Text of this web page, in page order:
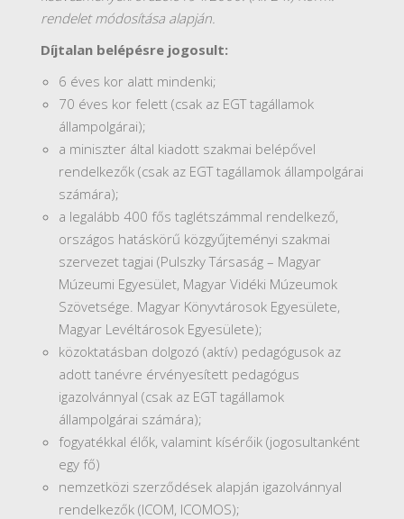
rendelet módosítása alapján.
Díjtalan belépésre jogosult:
6 éves kor alatt mindenki;
70 éves kor felett (csak az EGT tagállamok
állampolgárai);
a miniszter által kiadott szakmai belépővel
rendelkezők (csak az EGT tagállamok állampolgárai
számára);
a legalább 400 fős taglétszámmal rendelkező,
országos hatáskörű közgyűjteményi szakmai
szervezet tagjai (Pulszky Társaság – Magyar
Múzeumi Egyesület, Magyar Vidéki Múzeumok
Szövetsége. Magyar Könyvtárosok Egyesülete,
Magyar Levéltárosok Egyesülete);
közoktatásban dolgozó (aktív) pedagógusok az
adott tanévre érvényesített pedagógus
igazolvánnyal (csak az EGT tagállamok
állampolgárai számára);
fogyatékkal élők, valamint kísérőik (jogosultanként
egy fő)
nemzetközi szerződések alapján igazolvánnyal
rendelkezők (ICOM, ICOMOS);